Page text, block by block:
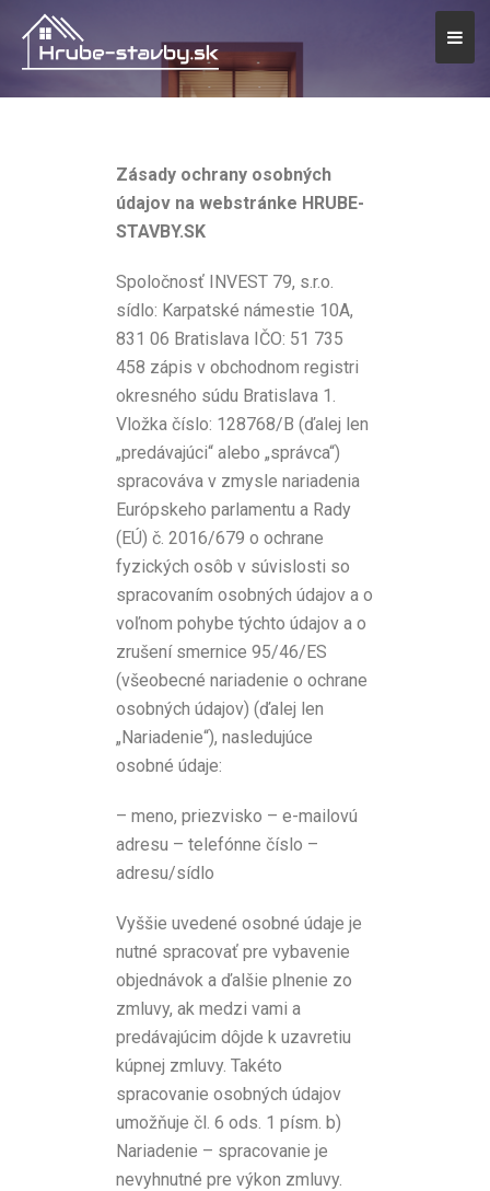
Zásady ochrany osobných
údajov na webstránke HRUBE-
STAVBY.SK
Spoločnosť INVEST 79, s.r.o.
sídlo: Karpatské námestie 10A,
831 06 Bratislava IČO: 51 735
458 zápis v obchodnom registri
okresného súdu Bratislava 1.
Vložka číslo: 128768/B (ďalej len
„predávajúci“ alebo „správca“)
spracováva v zmysle nariadenia
Európskeho parlamentu a Rady
(EÚ) č. 2016/679 o ochrane
fyzických osôb v súvislosti so
spracovaním osobných údajov a o
voľnom pohybe týchto údajov a o
zrušení smernice 95/46/ES
(všeobecné nariadenie o ochrane
osobných údajov) (ďalej len
„Nariadenie“), nasledujúce
osobné údaje:
– meno, priezvisko – e-mailovú
adresu – telefónne číslo –
adresu/sídlo
Vyššie uvedené osobné údaje je
nutné spracovať pre vybavenie
objednávok a ďalšie plnenie zo
zmluvy, ak medzi vami a
predávajúcim dôjde k uzavretiu
kúpnej zmluvy. Takéto
spracovanie osobných údajov
umožňuje čl. 6 ods. 1 písm. b)
Nariadenie – spracovanie je
nevyhnutné pre výkon zmluvy.